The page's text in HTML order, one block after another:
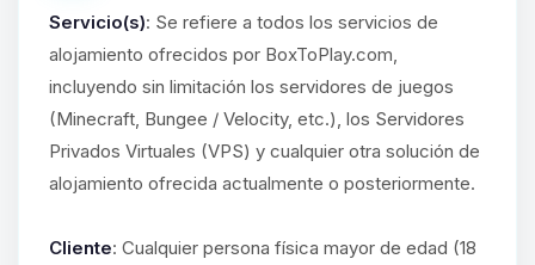
Servicio(s): Se refiere a todos los servicios de
alojamiento ofrecidos por BoxToPlay.com,
incluyendo sin limitación los servidores de juegos
(Minecraft, Bungee / Velocity, etc.), los Servidores
Privados Virtuales (VPS) y cualquier otra solución de
alojamiento ofrecida actualmente o posteriormente.
Cliente: Cualquier persona física mayor de edad (18